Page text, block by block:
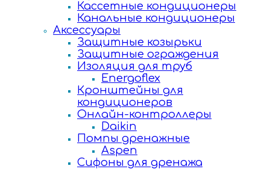
Кассетные кондиционеры
Канальные кондиционеры
Аксессуары
Защитные козырьки
Защитные ограждения
Изоляция для труб
Energoflex
Кронштейны для
кондиционеров
Онлайн-контроллеры
Daikin
Помпы дренажные
Aspen
Сифоны для дренажа